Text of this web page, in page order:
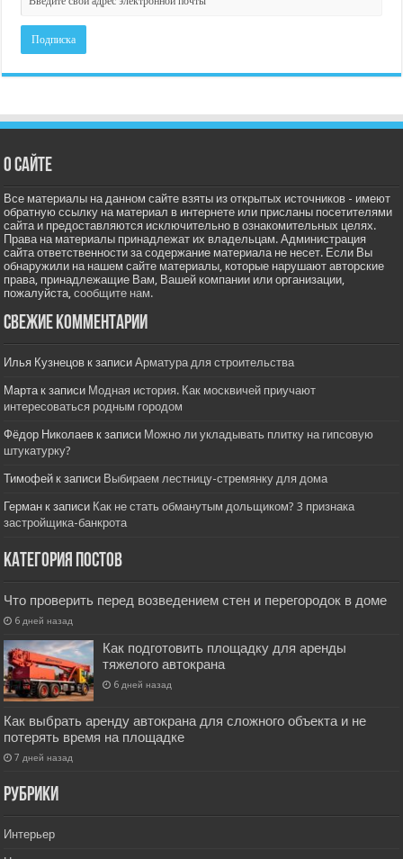
О сайте
Все материалы на данном сайте взяты из открытых источников - имеют
обратную ссылку на материал в интернете или присланы посетителями
сайта и предоставляются исключительно в ознакомительных целях.
Права на материалы принадлежат их владельцам. Администрация
сайта ответственности за содержание материала не несет. Если Вы
обнаружили на нашем сайте материалы, которые нарушают авторские
права, принадлежащие Вам, Вашей компании или организации,
пожалуйста,сообщите нам.
Свежие комментарии
Илья Кузнецов к записиАрматура для строительства
Марта к записи Модная история. Как москвичей приучают
интересоваться родным городом
Фёдор Николаев к записи Можно ли укладывать плитку на гипсовую
штукатурку?
Тимофей к записи Выбираем лестницу-стремянку для дома
Герман к записи Как не стать обманутым дольщиком? 3 признака
застройщика-банкрота
Категория постов
Что проверить перед возведением стен и перегородок в доме
6 дней назад
Как подготовить площадку для аренды
тяжелого автокрана
6 дней назад
Как выбрать аренду автокрана для сложного объекта и не
потерять время на площадке
7 дней назад
РУбрики
Интерьер